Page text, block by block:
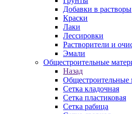
Добавки в растворы
Краски
Лаки
Лессировки
Растворители и
Эмали
Общестроительные
Назад
Общестроительные
Сетка кладочная
Сетка пластиковая
Сетка рабица